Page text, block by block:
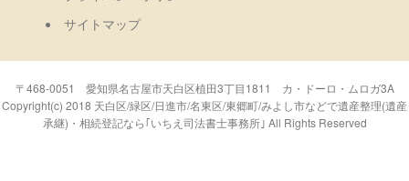
サイトマップ
〒468-0051 愛知県名古屋市天白区植田3丁目1811 カ・ドーロ・ムロガ3A
Copyright(c) 2018 天白区/緑区/日進市/名東区/東郷町/みよし市などで遺産整理(遺産
承継)・相続登記なら｢いちえ司法書士事務所｣ All Rights Reserved